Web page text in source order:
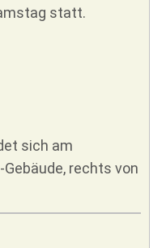
statt.
sich am
rechts von